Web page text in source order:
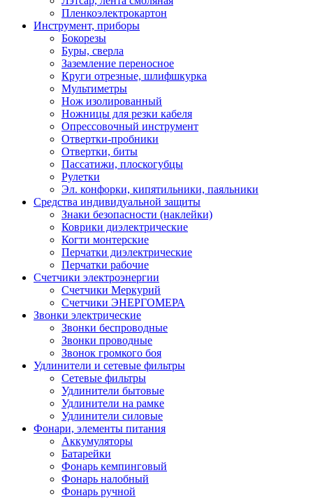
Пленкоэлектрокартон
Инструмент, приборы
Бокорезы
Буры, сверла
Заземление переносное
Круги отрезные, шлифшкурка
Мультиметры
Нож изолированный
Ножницы для резки кабеля
Опрессовочный инструмент
Отвертки-пробники
Отвертки, биты
Пассатижи, плоскогубцы
Рулетки
Эл. конфорки, кипятильники, паяльники
Средства индивидуальной защиты
Знаки безопасности (наклейки)
Коврики диэлектрические
Когти монтерские
Перчатки диэлектрические
Перчатки рабочие
Счетчики электроэнергии
Счетчики Меркурий
Счетчики ЭНЕРГОМЕРА
Звонки электрические
Звонки беспроводные
Звонки проводные
Звонок громкого боя
Удлинители и сетевые фильтры
Сетевые фильтры
Удлинители бытовые
Удлинители на рамке
Удлинители силовые
Фонари, элементы питания
Аккумуляторы
Батарейки
Фонарь кемпинговый
Фонарь налобный
Фонарь ручной